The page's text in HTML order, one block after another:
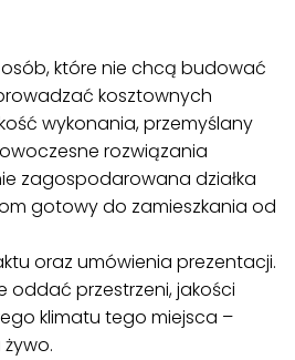
które nie chcą budować
kosztownych
wykonania, przemyślany
rozwiązania
zagospodarowana działka
gotowy do zamieszkania od
oraz umówienia prezentacji.
oddać przestrzeni, jakości
klimatu tego miejsca –